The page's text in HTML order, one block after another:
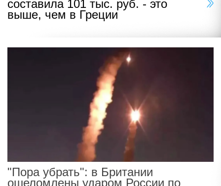
составила 101 тыс. руб. - это
выше, чем в Греции
"Пора убрать": в Британии
ошеломлены ударом России по